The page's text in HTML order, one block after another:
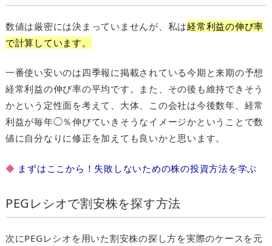
数値は厳密には決まっていませんが、私は経常利益の伸び率
で計算しています。
一番使い安いのは四季報に掲載されている今期と来期の予想
経常利益の伸び率の平均です。また、その後も維持できそう
かという定性面を考えて、大体、この会社は今後数年、経常
利益が毎年◯％伸びていきそうなイメージかということで数
値に自分なりに修正を加えても良いかと思います。
◆ まずはここから！失敗しないための株の投資方法を学ぶ
PEGレシオで割安株を探す方法
次にPEGレシオを用いた割安株の探し方を実際のケースを元